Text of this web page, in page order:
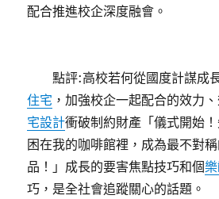
配合推進校企深度融會。
點評:高校若何從國度計謀成
住宅 ，加強校企一起配合的效力
宅設計衝破制約財產「儀式開始
困在我的咖啡館裡，成為最不對
品！」成長的要害焦點技巧和個
巧，是全社會追蹤關心的話題。